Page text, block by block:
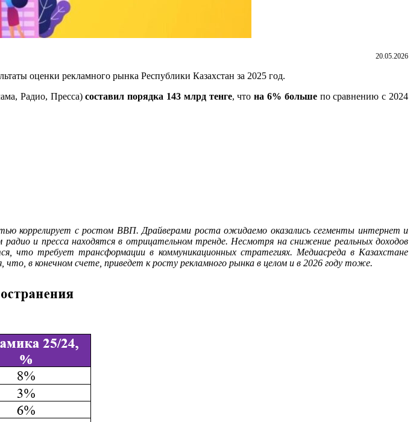
20.05.2026
оценки рекламного рынка Республики Казахстан за 2025 год.
Радио, Пресса)составил порядка 143 млрд тенге, чтона 6% большепо сравнению с 2024
коррелирует с ростом ВВП. Драйверами роста ожидаемо оказались сегменты интернет и
и пресса находятся в отрицательном тренде. Несмотря на снижение реальных доходов
что требует трансформации в коммуникационных стратегиях. Медиасреда в Казахстане
в конечном счете, приведет к росту рекламного рынка в целом и в 2026 году тоже.